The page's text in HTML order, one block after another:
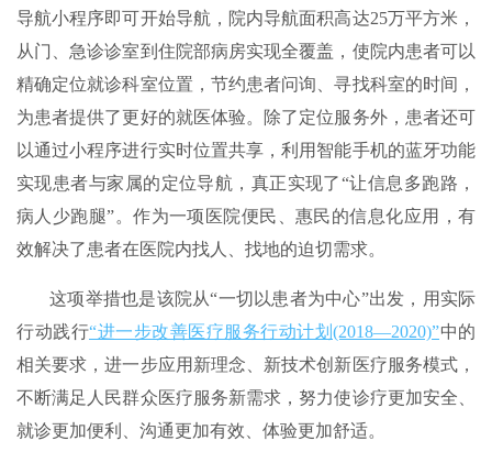
导航小程序即可开始导航，院内导航面积高达25万平方米，
从门、急诊诊室到住院部病房实现全覆盖，使院内患者可以
精确定位就诊科室位置，节约患者问询、寻找科室的时间，
为患者提供了更好的就医体验。除了定位服务外，患者还可
以通过小程序进行实时位置共享，利用智能手机的蓝牙功能
实现患者与家属的定位导航，真正实现了“让信息多跑路，
病人少跑腿”。作为一项医院便民、惠民的信息化应用，有
效解决了患者在医院内找人、找地的迫切需求。
这项举措也是该院从“一切以患者为中心”出发，用实际
行动践行“进一步改善医疗服务行动计划(2018—2020)”中的
相关要求，进一步应用新理念、新技术创新医疗服务模式，
不断满足人民群众医疗服务新需求，努力使诊疗更加安全、
就诊更加便利、沟通更加有效、体验更加舒适。